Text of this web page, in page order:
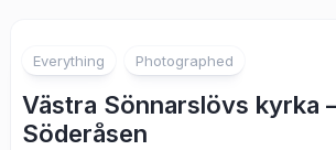
Everything Photographed
Västra Sönnarslövs kyrka
Söderåsen